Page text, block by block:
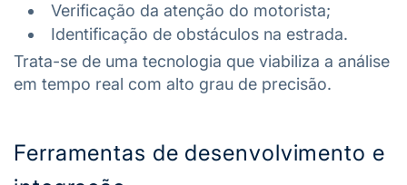
Verificação da atenção do motorista;
Identificação de obstáculos na estrada.
Trata-se de uma tecnologia que viabiliza a análise
em tempo real com alto grau de precisão.
Ferramentas de desenvolvimento e